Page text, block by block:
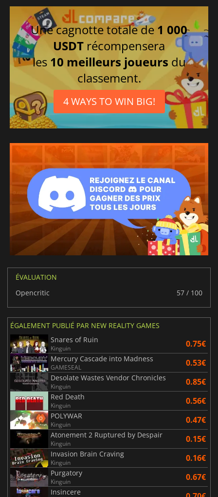
Une cagnotte totale de 1 000
USDT récompensera
les 10 meilleurs joueurs du
classement.
4 WAYS TO WIN BIG!
ÉVALUATION
Opencritic
57 / 100
ÉGALEMENT PUBLIÉ PAR NEW REALITY GAMES
Snares of Ruin
Kinguin 0.75€
Mercury Cascade into Madness
GAMESEAL 0.53€
Desolate Wastes Vendor Chronicles
Kinguin 0.85€
Red Death
Kinguin 0.56€
POLYWAR
Kinguin 0.47€
Atonement 2 Ruptured by Despair
Kinguin 0.15€
Invasion Brain Craving
Kinguin 0.16€
Purgatory
Kinguin 0.67€
Insincere